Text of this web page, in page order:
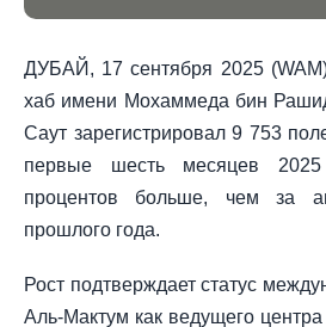
ДУБАЙ, 17 сентября 2025
хаб имени Мохаммеда бин
Саут зарегистрировал 9 753
первые шесть месяцев
процентов больше, чем за
прошлого года.
Рост подтверждает статус
Аль-Мактум как ведущего